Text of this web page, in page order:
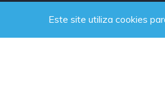
Este site utiliza cookies